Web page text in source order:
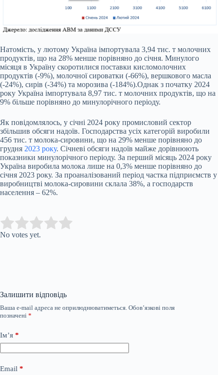
Натомість, у лютому Україна імпортувала 3,94 тис. т молочних
продуктів, що на 28% менше порівняно до січня. Минулого
місяця в Україну скоротилися поставки кисломолочних
продуктів (-9%), молочної сироватки (-66%), вершкового масла
(-24%), сирів (-34%) та морозива (-184%).Однак з початку 2024
року Україна імпортувала 8,97 тис. т молочних продуктів, що на
9% більше порівняно до минулорічного періоду.
Як повідомлялось, у січні 2024 року промисловий сектор
збільшив обсяги надоїв. Господарства усіх категорій виробили
456 тис. т молока-сировини, що на 29% менше порівняно до
грудня 2023 року. Січневі обсяги надоїв майже дорівнюють
показники минулорічного періоду. За перший місяць 2024 року
Україна виробила молока лише на 0,3% менше порівняно до
січня 2023 року. За проаналізований період частка підприємств у
виробництві молока-сировини склала 38%, а господарств
населення – 62%.
Rate this item:
No votes yet.
Залишити відповідь
Ваша e-mail адреса не оприлюднюватиметься. Обов’язкові поля
позначені *
Ім’я *
Email *